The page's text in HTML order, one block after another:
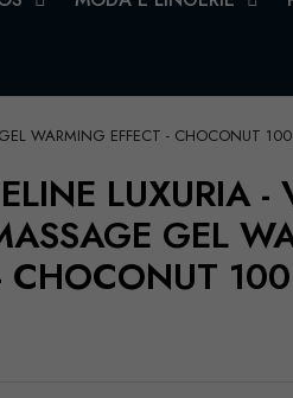
WARMING EFFECT - CHOCONUT
LUXURIA -
GEL
CHOCONUT